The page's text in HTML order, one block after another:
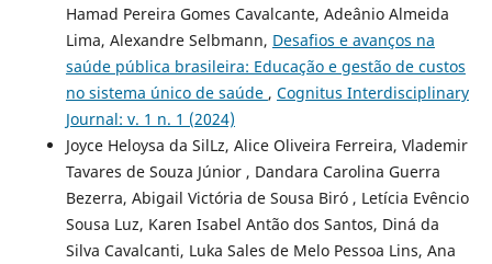
Hamad Pereira Gomes Cavalcante, Adeânio Almeida
Lima, Alexandre Selbmann, Desafios e avanços na
saúde pública brasileira: Educação e gestão de custos
no sistema único de saúde , Cognitus Interdisciplinary
Journal: v. 1 n. 1 (2024)
Joyce Heloysa da SilLz, Alice Oliveira Ferreira, Vlademir
Tavares de Souza Júnior , Dandara Carolina Guerra
Bezerra, Abigail Victória de Sousa Biró , Letícia Evêncio
Sousa Luz, Karen Isabel Antão dos Santos, Diná da
Silva Cavalcanti, Luka Sales de Melo Pessoa Lins, Ana